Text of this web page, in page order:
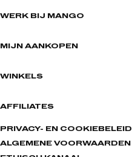
WERK BIJ MANGO
MIJN AANKOPEN
WINKELS
AFFILIATES
PRIVACY- EN COOKIEBELEID
ALGEMENE VOORWAARDEN